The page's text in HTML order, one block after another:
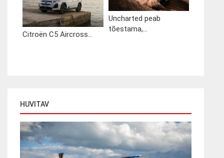
Citroën C5 Aircross...
Uncharted peab
tõestama,...
HUVITAV